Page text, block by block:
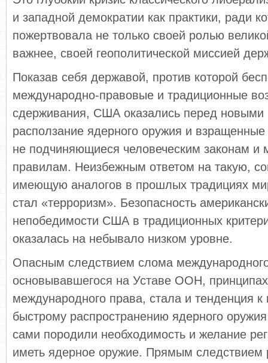
и западной демократии как практики, ради
пожертвовала не только своей ролью
важнее, своей геополитической миссией
Показав себя державой, против которой
международно-правовые и традиционные
сдерживания, США оказались перед
расползание ядерного оружия и
не подчиняющиеся человеческим законам
правилам. Неизбежным ответом на такую,
имеющую аналогов в прошлых традициях
стал «терроризм». Безопасность
непобедимости США в традиционных
оказалась на небывало низком уровне.
Опасным следствием слома
основывавшегося на Уставе ООН,
международного права, стала и тенденция к
быстрому распространению ядерного
сами породили необходимость и желание
иметь ядерное оружие. Прямым следствием